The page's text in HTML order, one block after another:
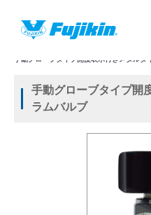
製品情報
製品カタログダウンロ
HOME 製品情報
手動グローブタイプ開度表示付きメタルダ
手動グローブタイプ開
ラムバルブ